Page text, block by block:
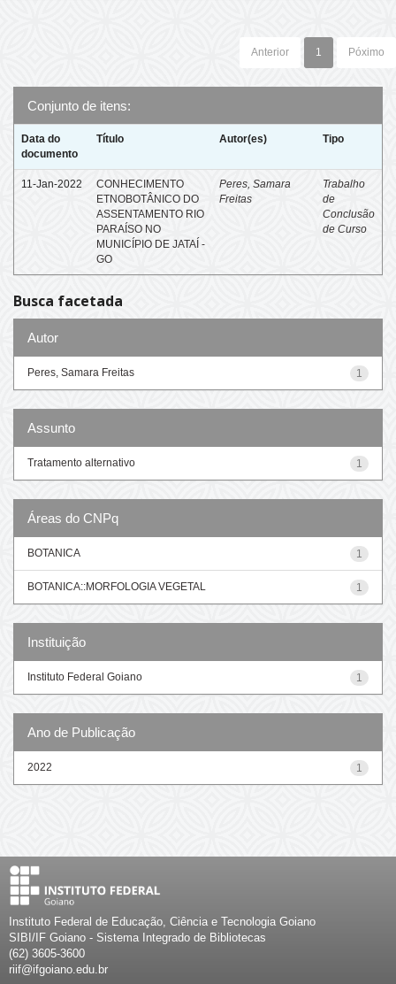
Anterior 1 Póximo
Conjunto de itens:
Data do
documento
Título Autor(es) Tipo
11-Jan-2022
CONHECIMENTO
ETNOBOTÂNICO DO
ASSENTAMENTO RIO
PARAÍSO NO
MUNICÍPIO DE JATAÍ -
GO
Peres, Samara
Freitas
Trabalho
de
Conclusão
de Curso
Busca facetada
Autor
1
Peres, Samara Freitas
Assunto
1
Tratamento alternativo
Áreas do CNPq
1
BOTANICA
1
BOTANICA::MORFOLOGIA VEGETAL
Instituição
1
Instituto Federal Goiano
Ano de Publicação
1
2022
Instituto Federal de Educação, Ciência e Tecnologia Goiano
SIBI/IF Goiano - Sistema Integrado de Bibliotecas
(62) 3605-3600
riif@ifgoiano.edu.br